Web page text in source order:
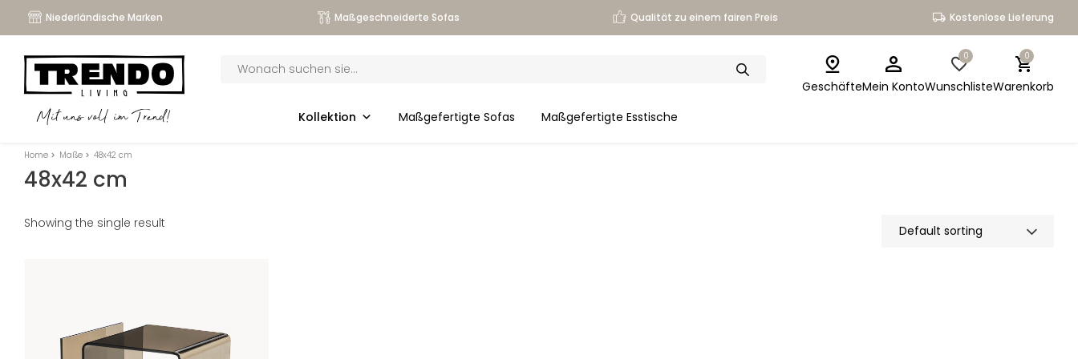
Niederländische Marken Maßgeschneiderte Sofas Qualität zu einem fairen Preis Kostenlose Lieferung
Mit uns voll im Trend!
search
Kollektion Maßgefertigte Sofas Maßgefertigte Esstische
GeschäfteMein Konto
0
Wunschliste
0
Warenkorb
Home > Maße > 48x42 cm
48x42 cm
Showing the single result